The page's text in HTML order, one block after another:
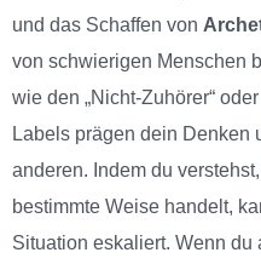
und das Schaffen von
von schwierigen Menschen
wie den „Nicht-Zuhörer“
Labels prägen dein Denken
anderen. Indem du
bestimmte Weise handelt,
Situation eskaliert. Wenn